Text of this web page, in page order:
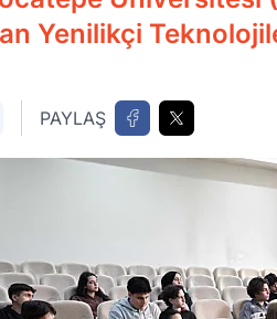
Yenilikçi
PAYLAŞ